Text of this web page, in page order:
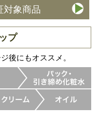
対象商品
プ
後にもオススメ。